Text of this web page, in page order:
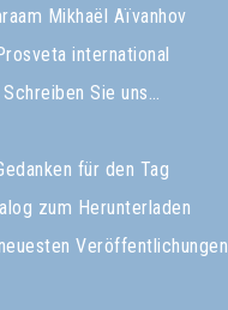
Mikhaël Aïvanhov
international
Schreiben Sie uns…
für den Tag
zum Herunterladen
Veröffentlichungen